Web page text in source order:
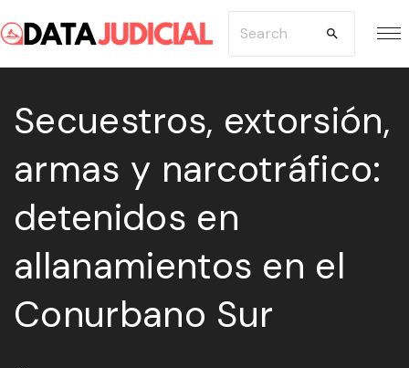
k
i
r
c
h
Secuestros, extorsión,
armas y narcotráfico:
detenidos en
allanamientos en el
Conurbano Sur